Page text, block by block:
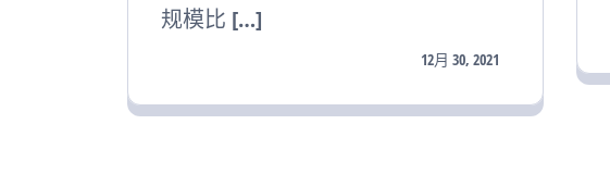
规模比 […]
12月 30, 2021